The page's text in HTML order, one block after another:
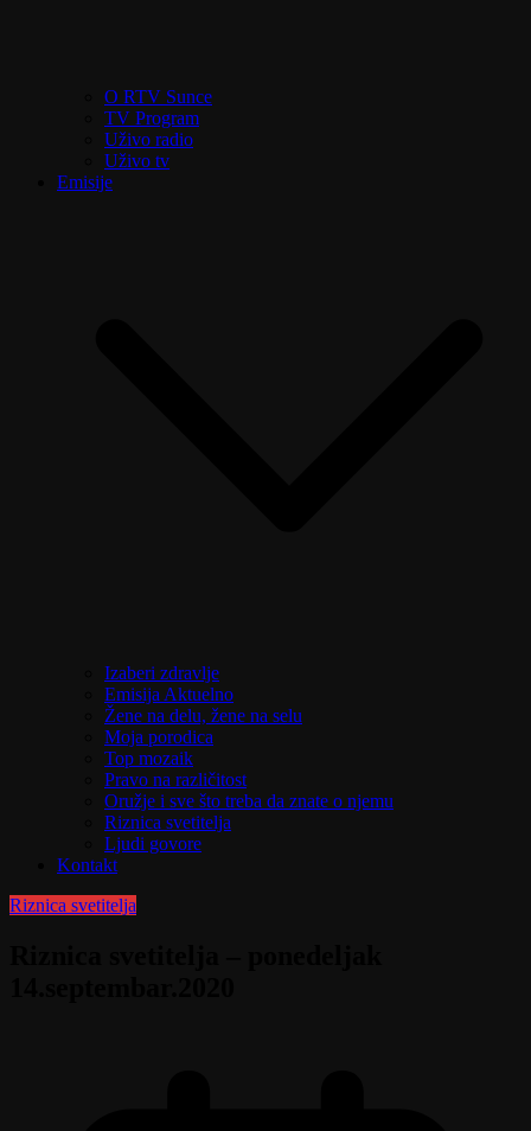
O RTV Sunce
TV Program
Uživo radio
Uživo tv
Emisije
Izaberi zdravlje
Emisija Aktuelno
Žene na delu, žene na selu
Moja porodica
Top mozaik
Pravo na različitost
Oružje i sve što treba da znate o njemu
Riznica svetitelja
Ljudi govore
Kontakt
Riznica svetitelja